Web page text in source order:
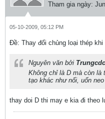
Tham gia ngày:
05-10-2009, 05:12 PM
Ðề: Thay đổi chủng loại thép khi
Nguyên văn bởi Trungcdc
Không chỉ là D mà còn là
tạo khác như nối, uốn neo
thay doi D thi may e kia đi theo